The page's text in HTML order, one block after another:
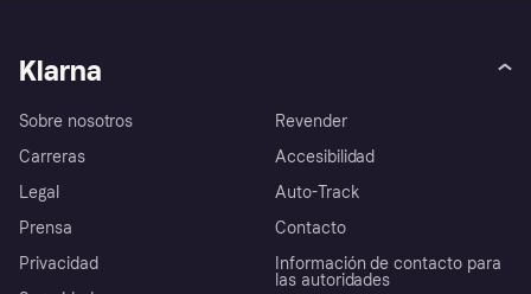
Klarna
Sobre nosotros
Carreras
Legal
Prensa
Privacidad
Revender
Accesibilidad
Auto-Track
Contacto
Información de contacto para
las autoridades